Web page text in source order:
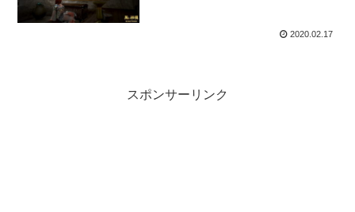
2020.02.17
スポンサーリンク